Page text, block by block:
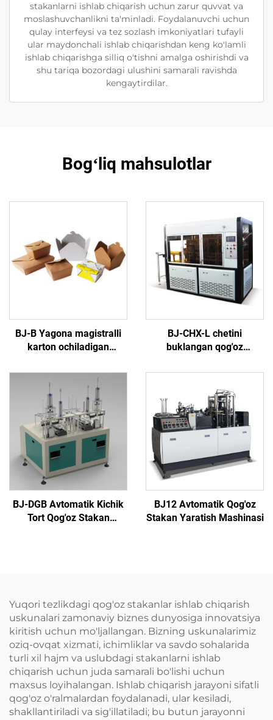
stakanlarni ishlab chiqarish uchun zarur quvvat va
moslashuvchanlikni ta'minladi. Foydalanuvchi uchun
qulay interfeysi va tez sozlash imkoniyatlari tufayli
ular maydonchali ishlab chiqarishdan keng ko'lamli
ishlab chiqarishga silliq o'tishni amalga oshirishdi va
shu tariqa bozordagi ulushini samarali ravishda
kengaytirdilar.
Bogʻliq mahsulotlar
BJ-B Yagona magistralli
karton ochiladigan
BJ-CHX-L chetini
buklangan qog'oz
mashinasi
BJ-DGB Avtomatik Kichik
Tort Qog'oz Stakan
BJ12 Avtomatik Qog'oz
Stakan Yaratish Mashinasi
Yuqori tezlikdagi qog'oz stakanlar ishlab chiqarish
uskunalari zamonaviy biznes dunyosiga innovatsiya
kiritish uchun mo'ljallangan. Bizning uskunalarimiz
oziq-ovqat xizmati, ichimliklar va savdo sohalarida
turli xil hajm va uslubdagi stakanlarni ishlab
chiqarish uchun juda samarali bo'lishi uchun
maxsus loyihalangan. Ishlab chiqarish jarayoni sifatli
qog'oz o'ralmalardan foydalanadi, ular kesiladi,
shakllantiriladi va sig'illatiladi; bu butun jarayonni